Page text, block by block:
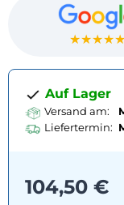
★★★★★
Auf Lager
Versand am:
Liefertermin:
104,50 €